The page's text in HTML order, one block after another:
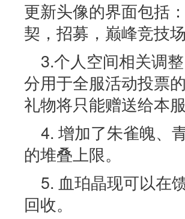
更新头像的界面包括
契，招募，巅峰竞技
3.个人空间相关调
分用于全服活动投票
礼物将只能赠送给本服
4. 增加了朱雀魄、
的堆叠上限。
5. 血珀晶现可以在
回收。